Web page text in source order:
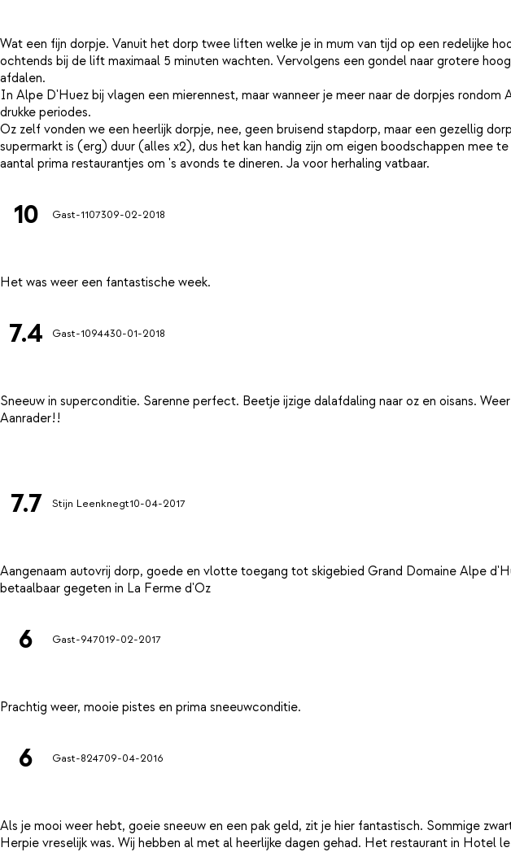
Wat een fijn dorpje. Vanuit het dorp twee liften welke je in mum van tijd op een redelijke
ochtends bij de lift maximaal 5 minuten wachten. Vervolgens een gondel naar grotere
afdalen.
In Alpe D'Huez bij vlagen een mierennest, maar wanneer je meer naar de dorpjes rondom
drukke periodes.
Oz zelf vonden we een heerlijk dorpje, nee, geen bruisend stapdorp, maar een gezellig
supermarkt is (erg) duur (alles x2), dus het kan handig zijn om eigen boodschappen mee
10 Gast-1107309-02-2018
7.4 Gast-1094430-01-2018
Sneeuw in superconditie. Sarenne perfect. Beetje ijzige dalafdaling naar oz en oisans.
Aanrader!!
7.7 Stijn Leenknegt10-04-2017
Aangenaam autovrij dorp, goede en vlotte toegang tot skigebied Grand Domaine Alpe
6 Gast-947019-02-2017
6 Gast-824709-04-2016
Als je mooi weer hebt, goeie sneeuw en een pak geld, zit je hier fantastisch. Sommige
Herpie vreselijk was. Wij hebben al met al heerlijke dagen gehad. Het restaurant in Hotel